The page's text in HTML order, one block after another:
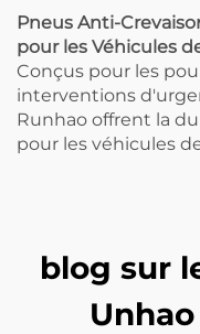
Pneus Anti-
pour les Véhicules
Conçus pour les
interventions
Runhao offrent la
pour les véhicules
blog sur